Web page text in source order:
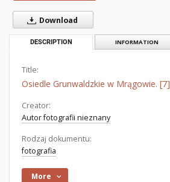
Download
DESCRIPTION INFORMATION
Title:
Osiedle Grunwaldzkie w Mrągowie. [7]
Creator:
Autor fotografii nieznany
Rodzaj dokumentu:
fotografia
More